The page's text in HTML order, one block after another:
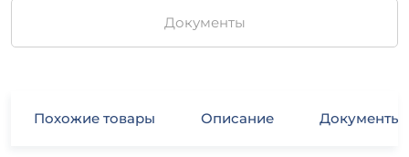
Документы
Похожие товары Описание Документы